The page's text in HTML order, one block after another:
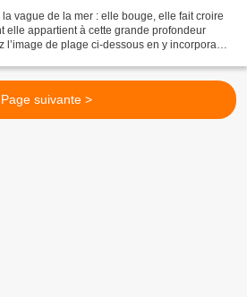
vague de la mer : elle bouge, elle fait croire
elle appartient à cette grande profondeur
l’image de plage ci-dessous en y incorporant
Page suivante >